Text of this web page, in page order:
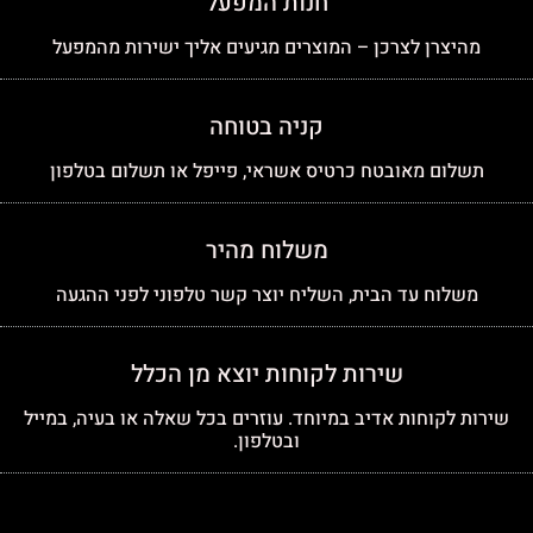
מהיצרן לצרכן – המוצרים מגיעים אליך ישירות מהמפעל
קניה בטוחה
תשלום מאובטח כרטיס אשראי, פייפל או תשלום בטלפון
משלוח מהיר
משלוח עד הבית, השליח יוצר קשר טלפוני לפני ההגעה
שירות לקוחות יוצא מן הכלל
שירות לקוחות אדיב במיוחד. עוזרים בכל שאלה או בעיה, במייל
ובטלפון.